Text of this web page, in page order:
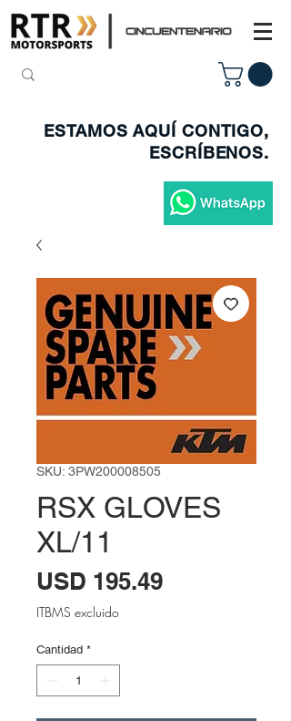
ESTAMOS AQUÍ CONTIGO,
ESCRÍBENOS.
SKU: 3PW200008505
RSX GLOVES
XL/11
USD 195.49Precio
ITBMS excluido
Cantidad *